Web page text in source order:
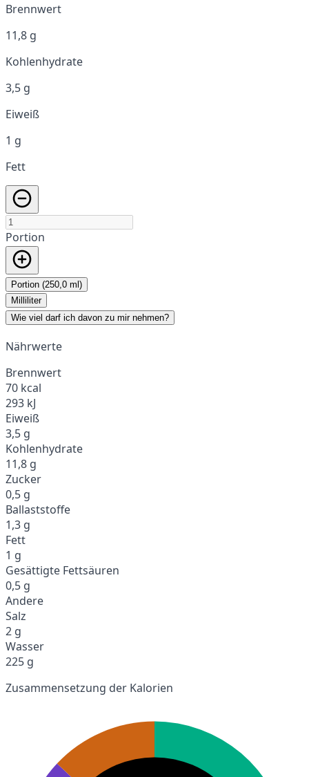
Brennwert
11,8 g
Kohlenhydrate
3,5 g
Eiweiß
1 g
Fett
Portion
Portion (250,0 ml)
Milliliter
Wie viel darf ich davon zu mir nehmen?
Nährwerte
Brennwert
70 kcal
293 kJ
Eiweiß
3,5 g
Kohlenhydrate
11,8 g
Zucker
0,5 g
Ballaststoffe
1,3 g
Fett
1 g
Gesättigte Fettsäuren
0,5 g
Andere
Salz
2 g
Wasser
225 g
Zusammensetzung der Kalorien